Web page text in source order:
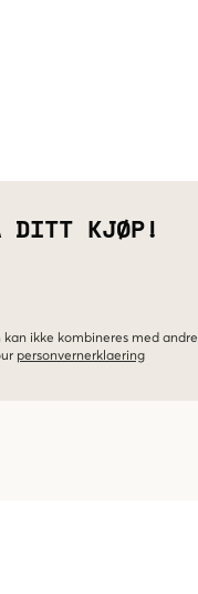
DITT KJØP!
ikke kombineres med andre
personvernerklaering